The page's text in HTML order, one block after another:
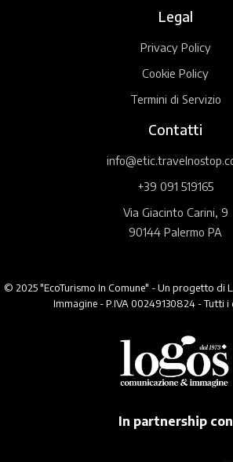
Legal
Privacy Policy
Cookie Policy
Termini di Servizio
Contatti
+39 091 519165
Via Giacinto Carini, 9
90144 Palermo PA
© 2025 "EcoTurismo In Comune" - Un progetto di
Immagine - P.IVA 00249130824 - Tutti
In partnership con